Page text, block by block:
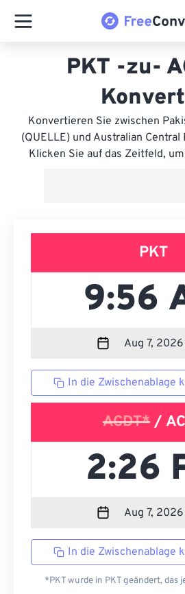
PKT -zu-
Konvertieren Sie zwischen
(QUELLE) und Australian
Klicken Sie auf das Zeitfeld,
PKT
In die Zwischenablage
ACDT* /
In die Zwischenablage
*PKT wurde in PKT geändert, das